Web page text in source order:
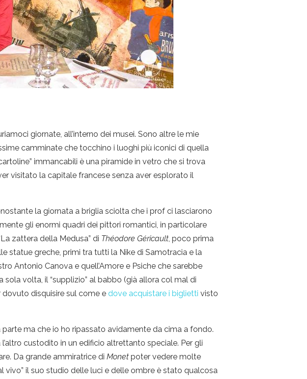
giornate, all’interno dei musei. Sono altre le mie
camminate che tocchino i luoghi più iconici di quella
immancabili è una piramide in vetro che si trova
visitato la capitale francese senza aver esplorato il
la giornata a briglia sciolta che i prof ci lasciarono
gli enormi quadri dei pittori romantici, in particolare
zattera della Medusa” di Théodore Géricault, poco prima
statue greche, primi tra tutti la Nike di Samotracia e la
Antonio Canova e quell’Amore e Psiche che sarebbe
sola volta, il “supplizio” al babbo (già allora col mal di
dovuto disquisire sul come edove acquistare i biglietti visto
parte ma che io ho ripassato avidamente da cima a fondo.
custodito in un edificio altrettanto speciale. Per gli
Da grande ammiratrice diMonet poter vedere molte
vivo” il suo studio delle luci e delle ombre è stato qualcosa